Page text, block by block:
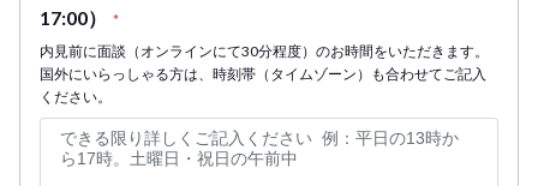
17:00）
*
内見前に面談（オンラインにて30分程度）のお時間をいただきます。
国外にいらっしゃる方は、時刻帯（タイムゾーン）も合わせてご記入
ください。